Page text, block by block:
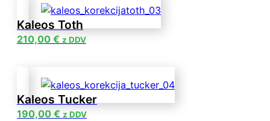
Kaleos Toth
210,00 € z DDV
Kaleos Tucker
190,00 € z DDV